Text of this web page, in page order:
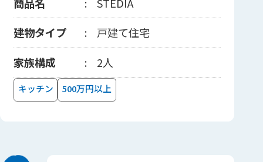
建物タイプ
戸建て住宅
家族構成
2人
キッチン 500万円以上